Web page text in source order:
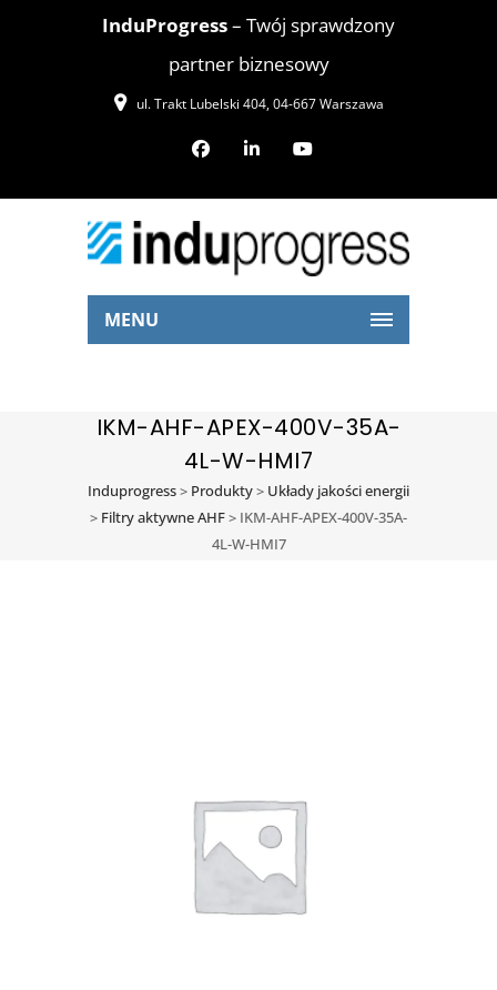
InduProgress– Twój sprawdzony
partner biznesowy
ul. Trakt Lubelski 404, 04-667 Warszawa
MENU
IKM-AHF-APEX-400V-35A-
4L-W-HMI7
Induprogress> Produkty> Układy jakości energii
> Filtry aktywne AHF> IKM-AHF-APEX-400V-35A-
4L-W-HMI7